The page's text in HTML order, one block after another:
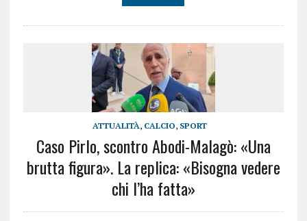
ATTUALITÀ, CALCIO, SPORT
Caso Pirlo, scontro Abodi-Malagò: «Una
brutta figura». La replica: «Bisogna vedere
chi l’ha fatta»